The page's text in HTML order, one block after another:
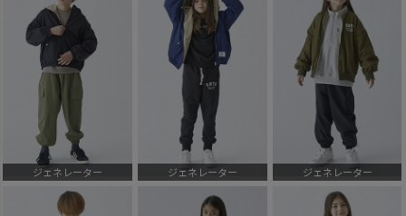
ジェネレーター ジェネレーター ジェネレーター